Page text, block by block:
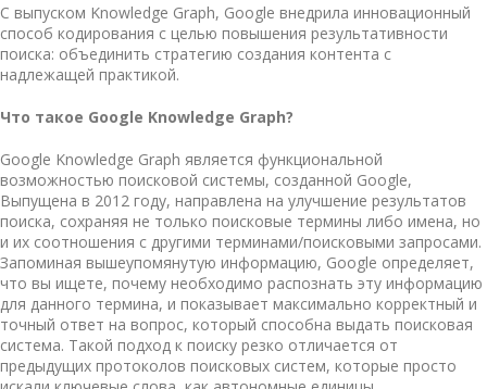
С выпуском Knowledge Graph, Google внедрила инновационный
способ кодирования с целью повышения результативности
поиска: объединить стратегию создания контента с
надлежащей практикой.
Что такое Google Knowledge Graph?
Google Knowledge Graph является функциональной
возможностью поисковой системы, созданной Google,
Выпущена в 2012 году, направлена на улучшение результатов
поиска, сохраняя не только поисковые термины либо имена, но
и их соотношения с другими терминами/поисковыми запросами.
Запоминая вышеупомянутую информацию, Google определяет,
что вы ищете, почему необходимо распознать эту информацию
для данного термина, и показывает максимально корректный и
точный ответ на вопрос, который способна выдать поисковая
система. Такой подход к поиску резко отличается от
предыдущих протоколов поисковых систем, которые просто